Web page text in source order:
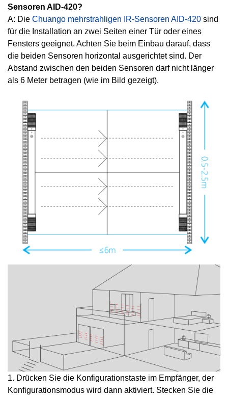
Sensoren AID-420?
A: Die Chuango mehrstrahligen IR-Sensoren AID-420 sind
für die Installation an zwei Seiten einer Tür oder eines
Fensters geeignet. Achten Sie beim Einbau darauf, dass
die beiden Sensoren horizontal ausgerichtet sind. Der
Abstand zwischen den beiden Sensoren darf nicht länger
als 6 Meter betragen (wie im Bild gezeigt).
1. Drücken Sie die Konfigurationstaste im Empfänger, der
Konfigurationsmodus wird dann aktiviert. Stecken Sie die